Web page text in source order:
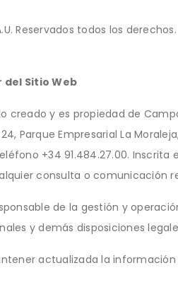
Reservados todos los derechos.
Sitio Web
creado y es propiedad de
Parque Empresarial La
+34 91.484.27.00. Inscrita
consulta o
de la gestión y
y demás disposiciones
actualizada la